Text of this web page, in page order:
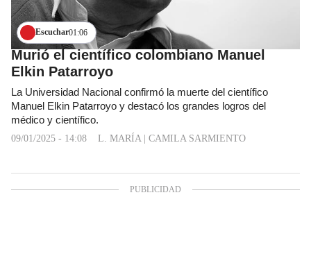
Escuchar01:06
Murió el científico colombiano Manuel
Elkin Patarroyo
La Universidad Nacional confirmó la muerte del científico
Manuel Elkin Patarroyo y destacó los grandes logros del
médico y científico.
09/01/2025 - 14:08 L. MARÍA | CAMILA SARMIENTO